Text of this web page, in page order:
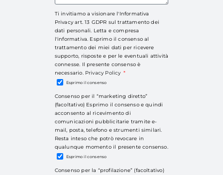
Ti invitiamo a visionare l'Informativa
Privacy art. 13 GDPR sul trattamento dei
dati personali. Letta e compresa
l'informativa. Esprimo il consenso al
trattamento dei miei dati per ricevere
supporto, risposte e per le eventuali attività
connesse. Il presente consenso è
necessario. Privacy Policy
Esprimo il consenso
Consenso per il “marketing diretto”
(facoltativo) Esprimo il consenso e quindi
acconsento al ricevimento di
comunicazioni pubblicitarie tramite e-
mail, posta, telefono e strumenti similari.
Resta inteso che potrò revocare in
qualunque momento il presente consenso.
Esprimo il consenso
Consenso per la “profilazione” (facoltativo)